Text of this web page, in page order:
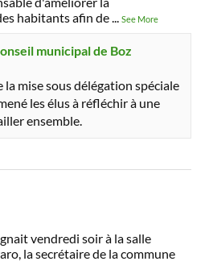
habitants afin de...See More
municipal de Boz
la mise sous délégation spéciale
les élus à réfléchir à une
ensemble.
vendredi soir à la salle
la secrétaire de la commune